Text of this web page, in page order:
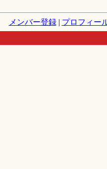
メンバー登録| プロフィー